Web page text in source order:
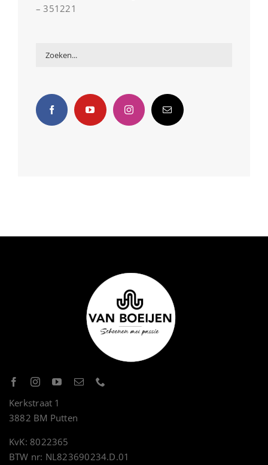
– 351221
Kerkstraat 1
3882 BM Putten
KvK: 8022365
BTW nr: NL823690234.D.01